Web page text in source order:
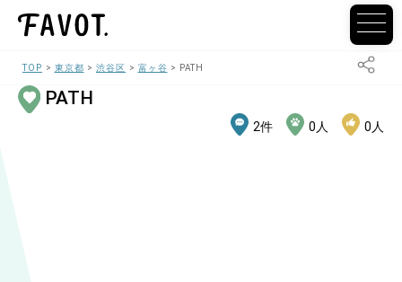
TOP 東京都 渋谷区 富ヶ谷 PATH
PATH
2件 0 人 0 人